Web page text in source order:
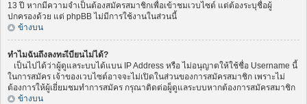
13 ปี หากมีความจำเป็นต้องสมัครสมาชิกเพื่อเข้าชมเวบไซต์ แต่ต้องระบุชื่อผู้
ปกครองด้วย แต่ phpBB ไม่มีการใช้งานในส่วนนี้
ข้างบน
ทำไมฉันถึงลงทะเีบียนไม่ได้?
เป็นไปได้ว่าผู้ดูแลระบบได้แบน IP Address หรือ ไม่อนุญาตให้ใช้ชื่อ Username นี้
ในการสมัคร เจ้าของเวบไซต์อาจจะไม่เปิดในส่วนของการสมัครสมาชิก เพราะไม่
ต้องการให้ผู้เยี่ยมชมทำการสมัคร กรุณาติดต่อผู็ดูแลระบบหากต้องการสมัครสมาชิก
ข้างบน